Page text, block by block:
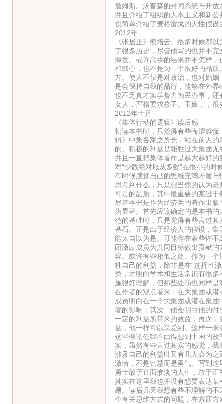
詹姆斯。汤普森的封闭系统与开放
并且介绍了组织的人本主义和新
也简单介绍了麦格雷戈的人性假
2012年
《张居正》熊培云。很多时候都
了很多历史，尽管他写的也并不
薄发。或许高拱的结果并不怎样
和细心，也不是为一个很好的品
方。使人不仅是对政治，也对婚
是会保持自我的品行，能够在外
也不乏真才实学努力为民办事，
女人，严格要求孩子。玉娘，，很
2012年十月
《集体行动的逻辑》读后感
初读本书时，只觉得有些晦涩难
辑》中集各家之所长，站在前人
的、积极的利益是能胜过大集团
并且一直把集体看作是越大越好
对“少数绝对服从多数”在很小的
有时候感觉自己的思维充满矛盾
思考到什么，只是想当然的认为
可贵的品质，其中最重要的某过
尽管本书是作为经济类的著作出
为显著。首先应该确定的是本书
范的基础时，只是觉得有些言过
基石。正是出于经济人的假设，
能太自以为是。可能存在着些许
团激励成员为共同目标做出贡献
容。或许有些相似之处。作为一
牲自己的利益，除非是在“选择性
类，才明白学术和生活常识有很
施很好理解，但那些处罚也同样是
在作者的观点看来，在大集团或
成员明白在一个大集团或潜在集
著的影响；其次，他会明白他的
一定的利益所带来的效益；再次
益，他一样可以享受到。这样一
这些理论使我不由得想到中国的
实，虽然有些言过其实的感觉，
涉及自己的利益时又有几人会为
激情，不是智慧而是勇气。写到
勇士敢于直面惨淡的人生，敢于正
其实在这里我也并没有想要表达
题。读后几天我想有些不理解的
个有关思维方式的问题，在东西